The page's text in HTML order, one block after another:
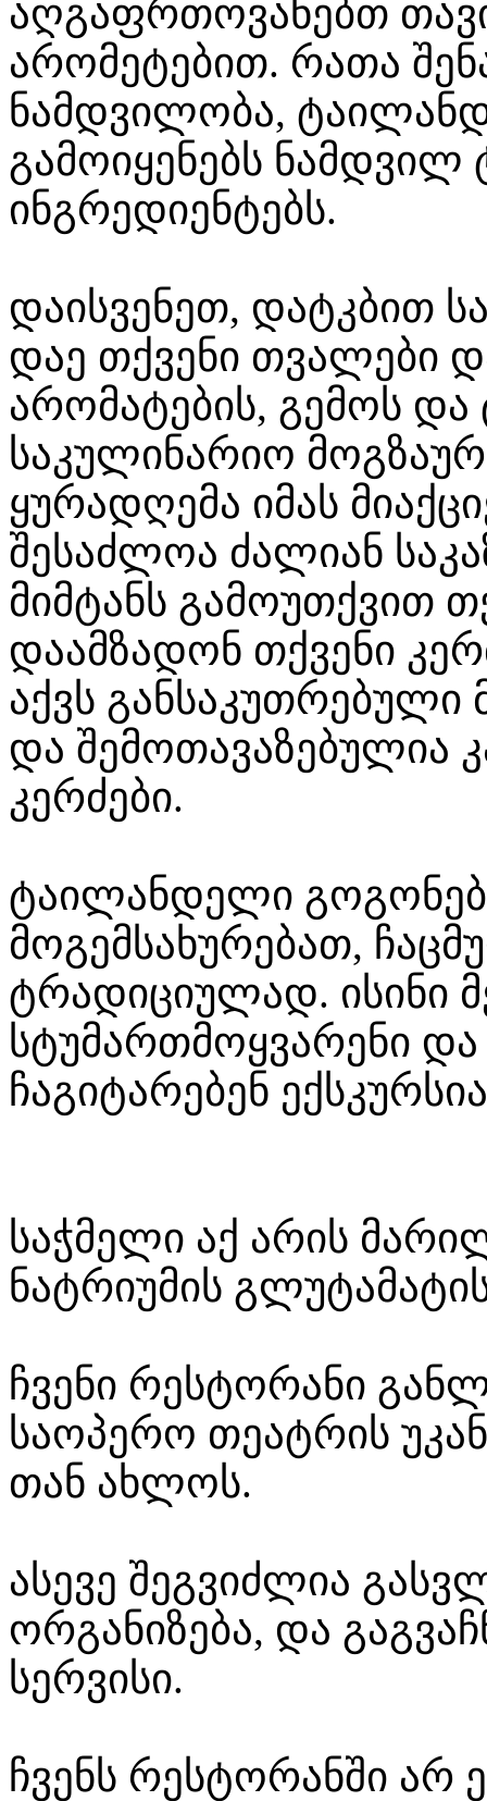
აღგაფრთოვანებთ
არომეტებით. რათა
ნამდვილობა,
გამოიყენებს
ინგრედიენტებს.
დაისვენეთ, დატკბით
დაე თქვენი თვალები
არომატების, გემოს
საკულინარიო
ყურადღემა იმას
შესაძლოა ძალიან
მიმტანს გამოუთქვით
დაამზადონ თქვენი
აქვს განსაკუთრებული
და შემოთავაზებულია
კერძები.
ტაილანდელი
მოგემსახურებათ,
ტრადიციულად. ისინი
სტუმართმოყვარენი
ჩაგიტარებენ
საჭმელი აქ არის
ნატრიუმის
ჩვენი რესტორანი
საოპერო თეატრის
თან ახლოს.
ასევე შეგვიძლია
ორგანიზება, და
სერვისი.
ჩვენს რესტორანში არ